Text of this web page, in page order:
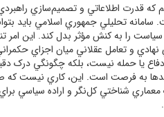
که قدرت اطلاعاتي و تصميم‌سازي
تحليلي جمهوري اسلامي بايد
را به کنش مؤثر بدل کند. اين امر
و تعامل عقلاني ميان اجزاي
دفاع يا حمله نيست، بلکه چگونگي درک
به فرصت است. اين، کاري نيست که
معماري شناختي کل‌نگر و اراده سياسي